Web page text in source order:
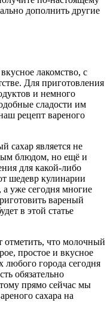
дополнить другие
лакомство, с
Для приготовления
и немного
сладости им
рецепт вареного
сахар является не
блюдом, но ещё и
для какой-либо
шедевр кулинарии
уже сегодня многие
вареный
в этой статье
отметить, что молочный
простое и вкусное
любого города сегодня
обязательно
прямо сейчас мы
сахара на